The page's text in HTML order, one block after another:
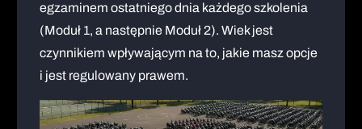
egzaminem ostatniego dnia każdego szkolenia
(Moduł 1, a następnie Moduł 2). Wiek jest
czynnikiem wpływającym na to, jakie masz opcje
i jest regulowany prawem.